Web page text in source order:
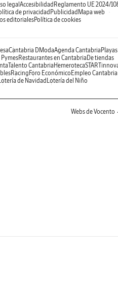
legal Accesibilidad Reglamento UE 2024/
de privacidad Publicidad Mapa web
editorialesPolítica de cookies
Cantabria DModaAgenda Cantabria Playas
Restaurantes en Cantabria De tiendas
Talento Cantabria Hemeroteca
Racing Foro Económico Empleo Cantabria
de Navidad Lotería del Niño
Webs de Vocento